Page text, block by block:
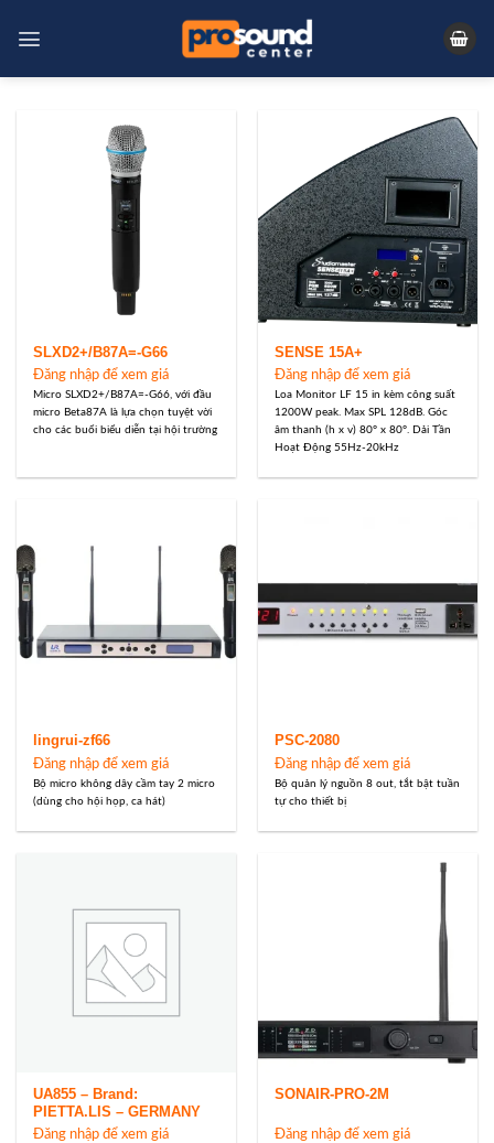
SLXD2+/B87A=-G66
Đăng nhập để xem giá
Micro SLXD2+/B87A=-G66, với đầu
micro Beta87A là lựa chọn tuyệt vời
cho các buổi biểu diễn tại hội trường
SENSE 15A+
Đăng nhập để xem giá
Loa Monitor LF 15 in kèm công suất
1200W peak. Max SPL 128dB. Góc
âm thanh (h x v) 80° x 80°. Dải Tần
Hoạt Động 55Hz-20kHz
lingrui-zf66
Đăng nhập để xem giá
Bộ micro không dây cầm tay 2 micro
(dùng cho hội họp, ca hát)
PSC-2080
Đăng nhập để xem giá
Bộ quản lý nguồn 8 out, tắt bật tuần
tự cho thiết bị
UA855 – Brand:
PIETTA.LIS – GERMANY
Đăng nhập để xem giá
SONAIR-PRO-2M
Đăng nhập để xem giá